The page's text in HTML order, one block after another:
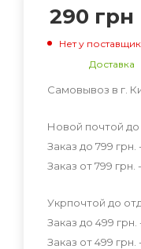
290 грн
Нет у
Доставка
Самовывоз в г.
Новой почтой до
Заказ до 799 грн.
Заказ от 799 грн. -
Укрпочтой до
Заказ до 499 грн.
Заказ от 499 грн. -